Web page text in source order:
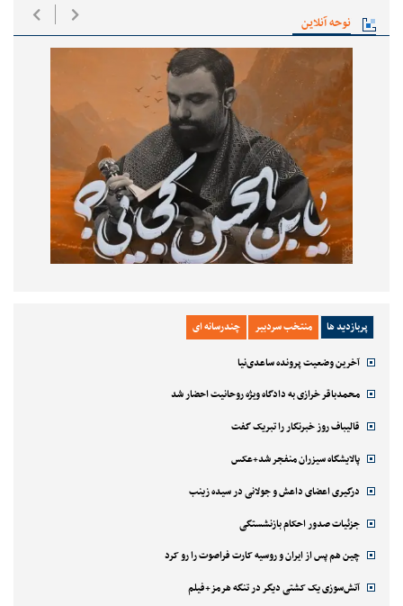
نوحه آنلاین
پربازدید ها منتخب سردبیر چندرسانه ای
آخرین وضعیت پرونده ساعدی‌نیا
محمدباقر خرازی به دادگاه ویژه روحانیت احضار شد
قالیباف روز خبرنگار را تبریک گفت
پالایشگاه سیزران منفجر شد+عکس
درگیری اعضای داعش و جولانی در سیده زینب
جزئیات صدور احکام بازنشستگی
چین هم پس از ایران و روسیه کارت فراصوت را رو کرد
آتش‌سوزی یک کشتی دیگر در تنگه هرمز+فیلم